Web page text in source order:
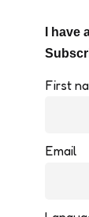
I
First
Email